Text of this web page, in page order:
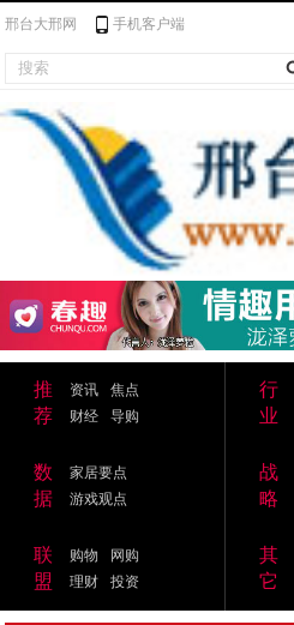
邢台大邢网 手机客户端
推
荐
资讯
焦点
财经
导购
行
业
数
据
家居要点
游戏观点
战
略
联
盟
购物
网购
理财
投资
其
它